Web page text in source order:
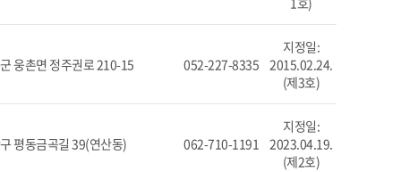
웅촌면 정주권로 210-15 052-227-8335
지정일:
2015.02.24.
(제3호)
평동금곡길 39(연산동) 062-710-1191
지정일:
2023.04.19.
(제2호)